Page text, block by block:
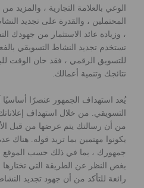
الوعي بالعلامة التجارية ، والمزيد
المحتملين ، والقدرة على تجديد
، وزيادة عائد الاستثمار من جهودك
تستخدم تجديد النشاط التسويقي
للتسويق الرقمي ، فقد حان الوقت
نتائجك وتنمية أعمالك.
يُعد استهداف الجمهور عنصرًا
التسويقي. من خلال استهداف
من أن رسالتك يتم عرضها من قبل
يكونوا مهتمين بما تريد قوله. هناك
جمهورك ، بما في ذلك حسب الموقع
بغض النظر عن الطريقة التي
رائعة للتأكد من أن جهود تجديد